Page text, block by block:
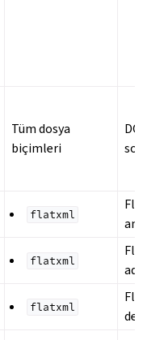
Tüm dosya
biçimleri
flatxml
flatxml
adı
flatxml